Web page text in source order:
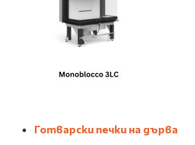
Готварски печки на дърва